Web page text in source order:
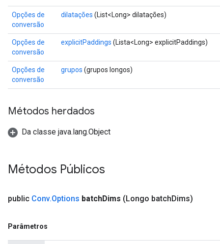
Opções de
conversão
dilatações (List<Long> dilatações)
Opções de
conversão
explicitPaddings (Lista<Long> explicitPaddings)
Opções de
conversão
grupos (grupos longos)
Métodos herdados
Da classe java.lang.Object
Métodos Públicos
public Conv.Options batchDims (Longo batchDims)
Parâmetros